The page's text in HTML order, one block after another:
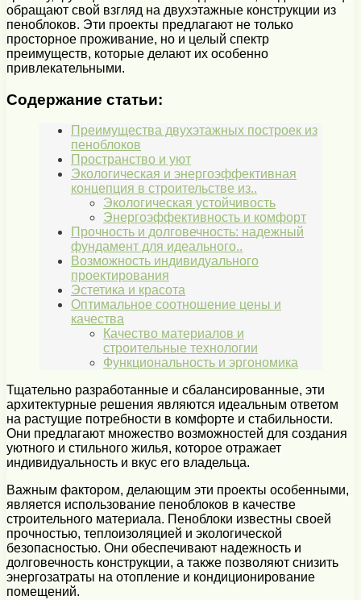
обращают свой взгляд на двухэтажные конструкции из
пеноблоков. Эти проекты предлагают не только
просторное проживание, но и целый спектр
преимуществ, которые делают их особенно
привлекательными.
Содержание статьи:
Преимущества двухэтажных построек из
пеноблоков
Пространство и уют
Экологическая и энергоэффективная
концепция в строительстве из..
Экологическая устойчивость
Энергоэффективность и комфорт
Прочность и долговечность: надежный
фундамент для идеального..
Возможность индивидуального
проектирования
Эстетика и красота
Оптимальное соотношение цены и
качества
Качество материалов и
строительные технологии
Функциональность и эргономика
Тщательно разработанные и сбалансированные, эти
архитектурные решения являются идеальным ответом
на растущие потребности в комфорте и стабильности.
Они предлагают множество возможностей для создания
уютного и стильного жилья, которое отражает
индивидуальность и вкус его владельца.
Важным фактором, делающим эти проекты особенными,
является использование пеноблоков в качестве
строительного материала. Пеноблоки известны своей
прочностью, теплоизоляцией и экологической
безопасностью. Они обеспечивают надежность и
долговечность конструкции, а также позволяют снизить
энергозатраты на отопление и кондиционирование
помещений.